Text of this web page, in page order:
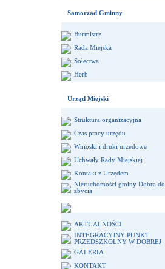
Samorząd Gminny
Burmistrz
Rada Miejska
Sołectwa
Herb
Urząd Miejski
Struktura organizacyjna
Czas pracy urzędu
Wnioski i druki urzedowe
Uchwały Rady Miejskiej
Kontakt z Urzędem
Nieruchomości gminy Dobra do
zbycia
AKTUALNOŚCI
INTEGRACYJNY PUNKT
PRZEDSZKOLNY W DOBREJ
GALERIA
KONTAKT